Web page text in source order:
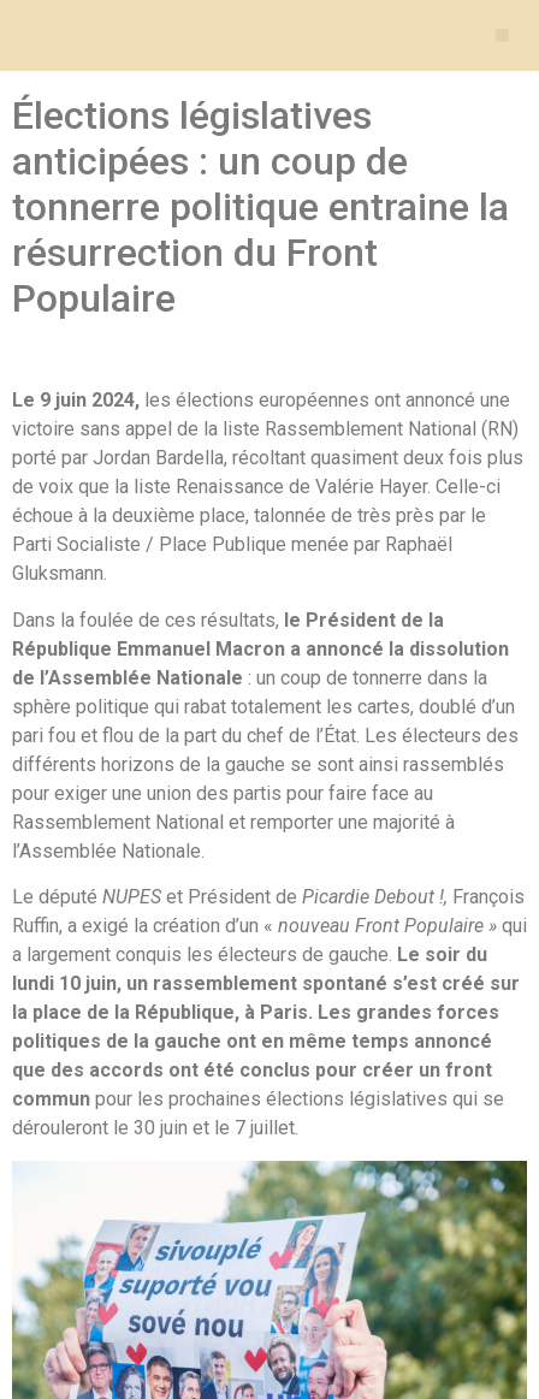
Élections législatives
anticipées : un coup de
tonnerre politique entraine la
résurrection du Front
Populaire​
Le 9 juin 2024, les élections européennes ont annoncé une
victoire sans appel de la liste Rassemblement National (RN)
porté par Jordan Bardella, récoltant quasiment deux fois plus
de voix que la liste Renaissance de Valérie Hayer. Celle-ci
échoue à la deuxième place, talonnée de très près par le
Parti Socialiste / Place Publique menée par Raphaël
Gluksmann.
Dans la foulée de ces résultats, le Président de la
République Emmanuel Macron a annoncé la dissolution
de l’Assemblée Nationale : un coup de tonnerre dans la
sphère politique qui rabat totalement les cartes, doublé d’un
pari fou et flou de la part du chef de l’État. Les électeurs des
différents horizons de la gauche se sont ainsi rassemblés
pour exiger une union des partis pour faire face au
Rassemblement National et remporter une majorité à
l’Assemblée Nationale.
Le député NUPES et Président de Picardie Debout !, François
Ruffin, a exigé la création d’un « nouveau Front Populaire » qui
a largement conquis les électeurs de gauche. Le soir du
lundi 10 juin, un rassemblement spontané s’est créé sur
la place de la République, à Paris. Les grandes forces
politiques de la gauche ont en même temps annoncé
que des accords ont été conclus pour créer un front
commun pour les prochaines élections législatives qui se
dérouleront le 30 juin et le 7 juillet.